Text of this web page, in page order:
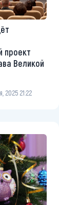
проект
Великой
2025 21:22